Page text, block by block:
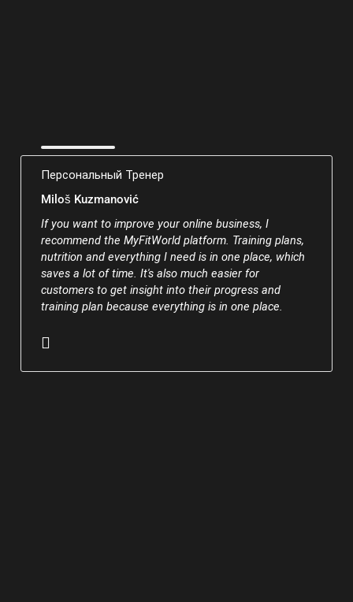
Персональный Тренер
Miloš Kuzmanović
If you want to improve your online business, I
recommend the MyFitWorld platform. Training plans,
nutrition and everything I need is in one place, which
saves a lot of time. It's also much easier for
customers to get insight into their progress and
training plan because everything is in one place.